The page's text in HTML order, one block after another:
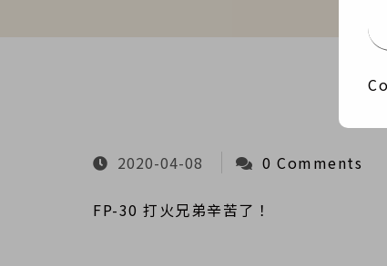
2020-04-08 0 Comments
FP-30 打火兄弟辛苦了！